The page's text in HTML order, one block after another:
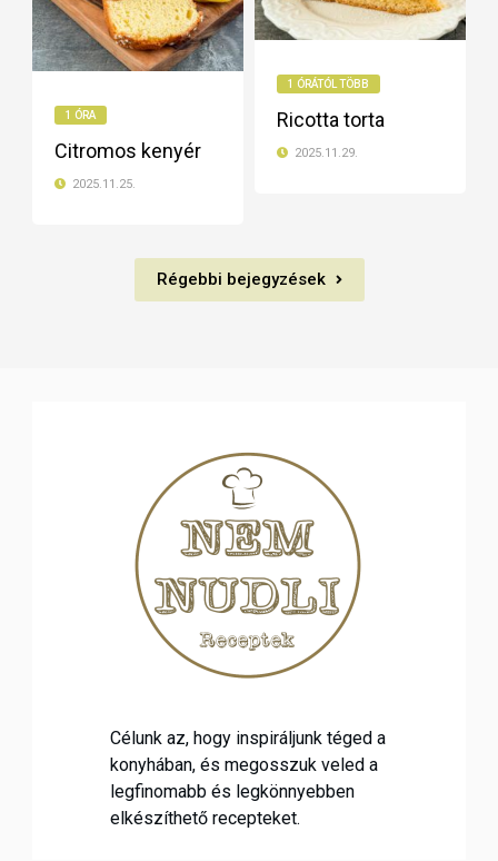
1 ÓRÁTÓL TÖBB
Ricotta torta
2025.11.29.
1 ÓRA
Citromos kenyér
2025.11.25.
Régebbi bejegyzések
Célunk az, hogy inspiráljunk téged a
konyhában, és megosszuk veled a
legfinomabb és legkönnyebben
elkészíthető recepteket.